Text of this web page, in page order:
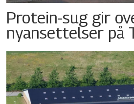
Protein-sug gir
nyansettelser på